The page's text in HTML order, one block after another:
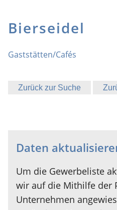
Bierseidel
Gaststätten/Cafés
Zurück zur Suche
Daten
Um die Gewerbeliste
wir auf die Mithilfe der
Unternehmen